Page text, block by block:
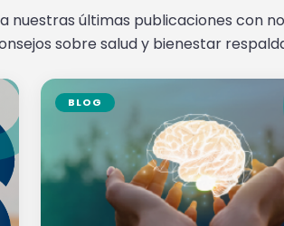
nuestras últimas publicaciones con
sobre salud y bienestar
BLOG